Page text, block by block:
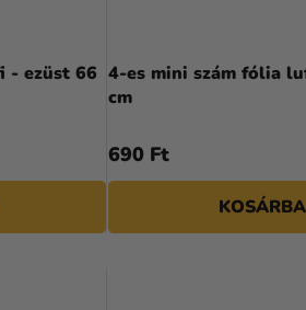
- ezüst 66 4-es mini szám fólia
cm
690 Ft
KOSÁRBA